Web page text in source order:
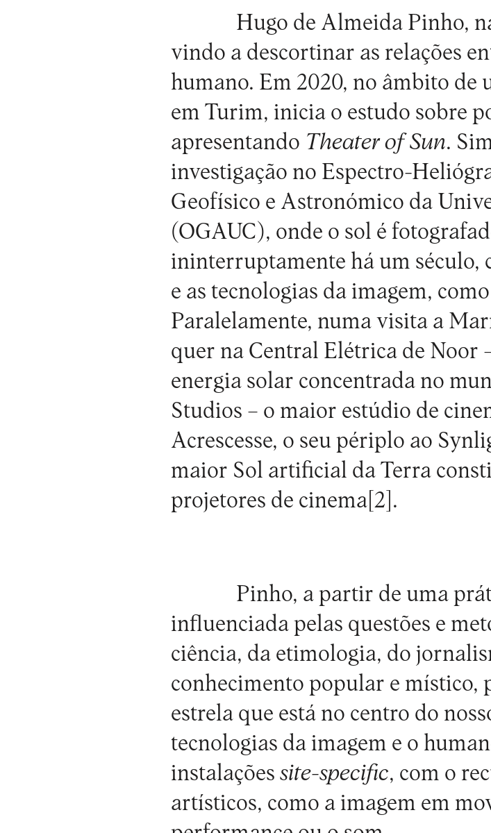
Hugo de Almeida Pinho,
vindo a descortinar as relações
humano. Em 2020, no âmbito de
em Turim, inicia o estudo sobre
apresentando Theater of Sun.
investigação no Espectro-
Geofísico e Astronómico da
(OGAUC), onde o sol é
ininterruptamente há um século,
e as tecnologias da imagem,
Paralelamente, numa visita a
quer na Central Elétrica de Noor
energia solar concentrada no
Studios – o maior estúdio de
Acrescesse, o seu périplo ao
maior Sol artificial da Terra
projetores de cinema [2] .
Pinho, a partir de uma
influenciada pelas questões e
ciência, da etimologia, do
conhecimento popular e místico,
estrela que está no centro do
tecnologias da imagem e o
instalaçõessite-specific, com o
artísticos, como a imagem em